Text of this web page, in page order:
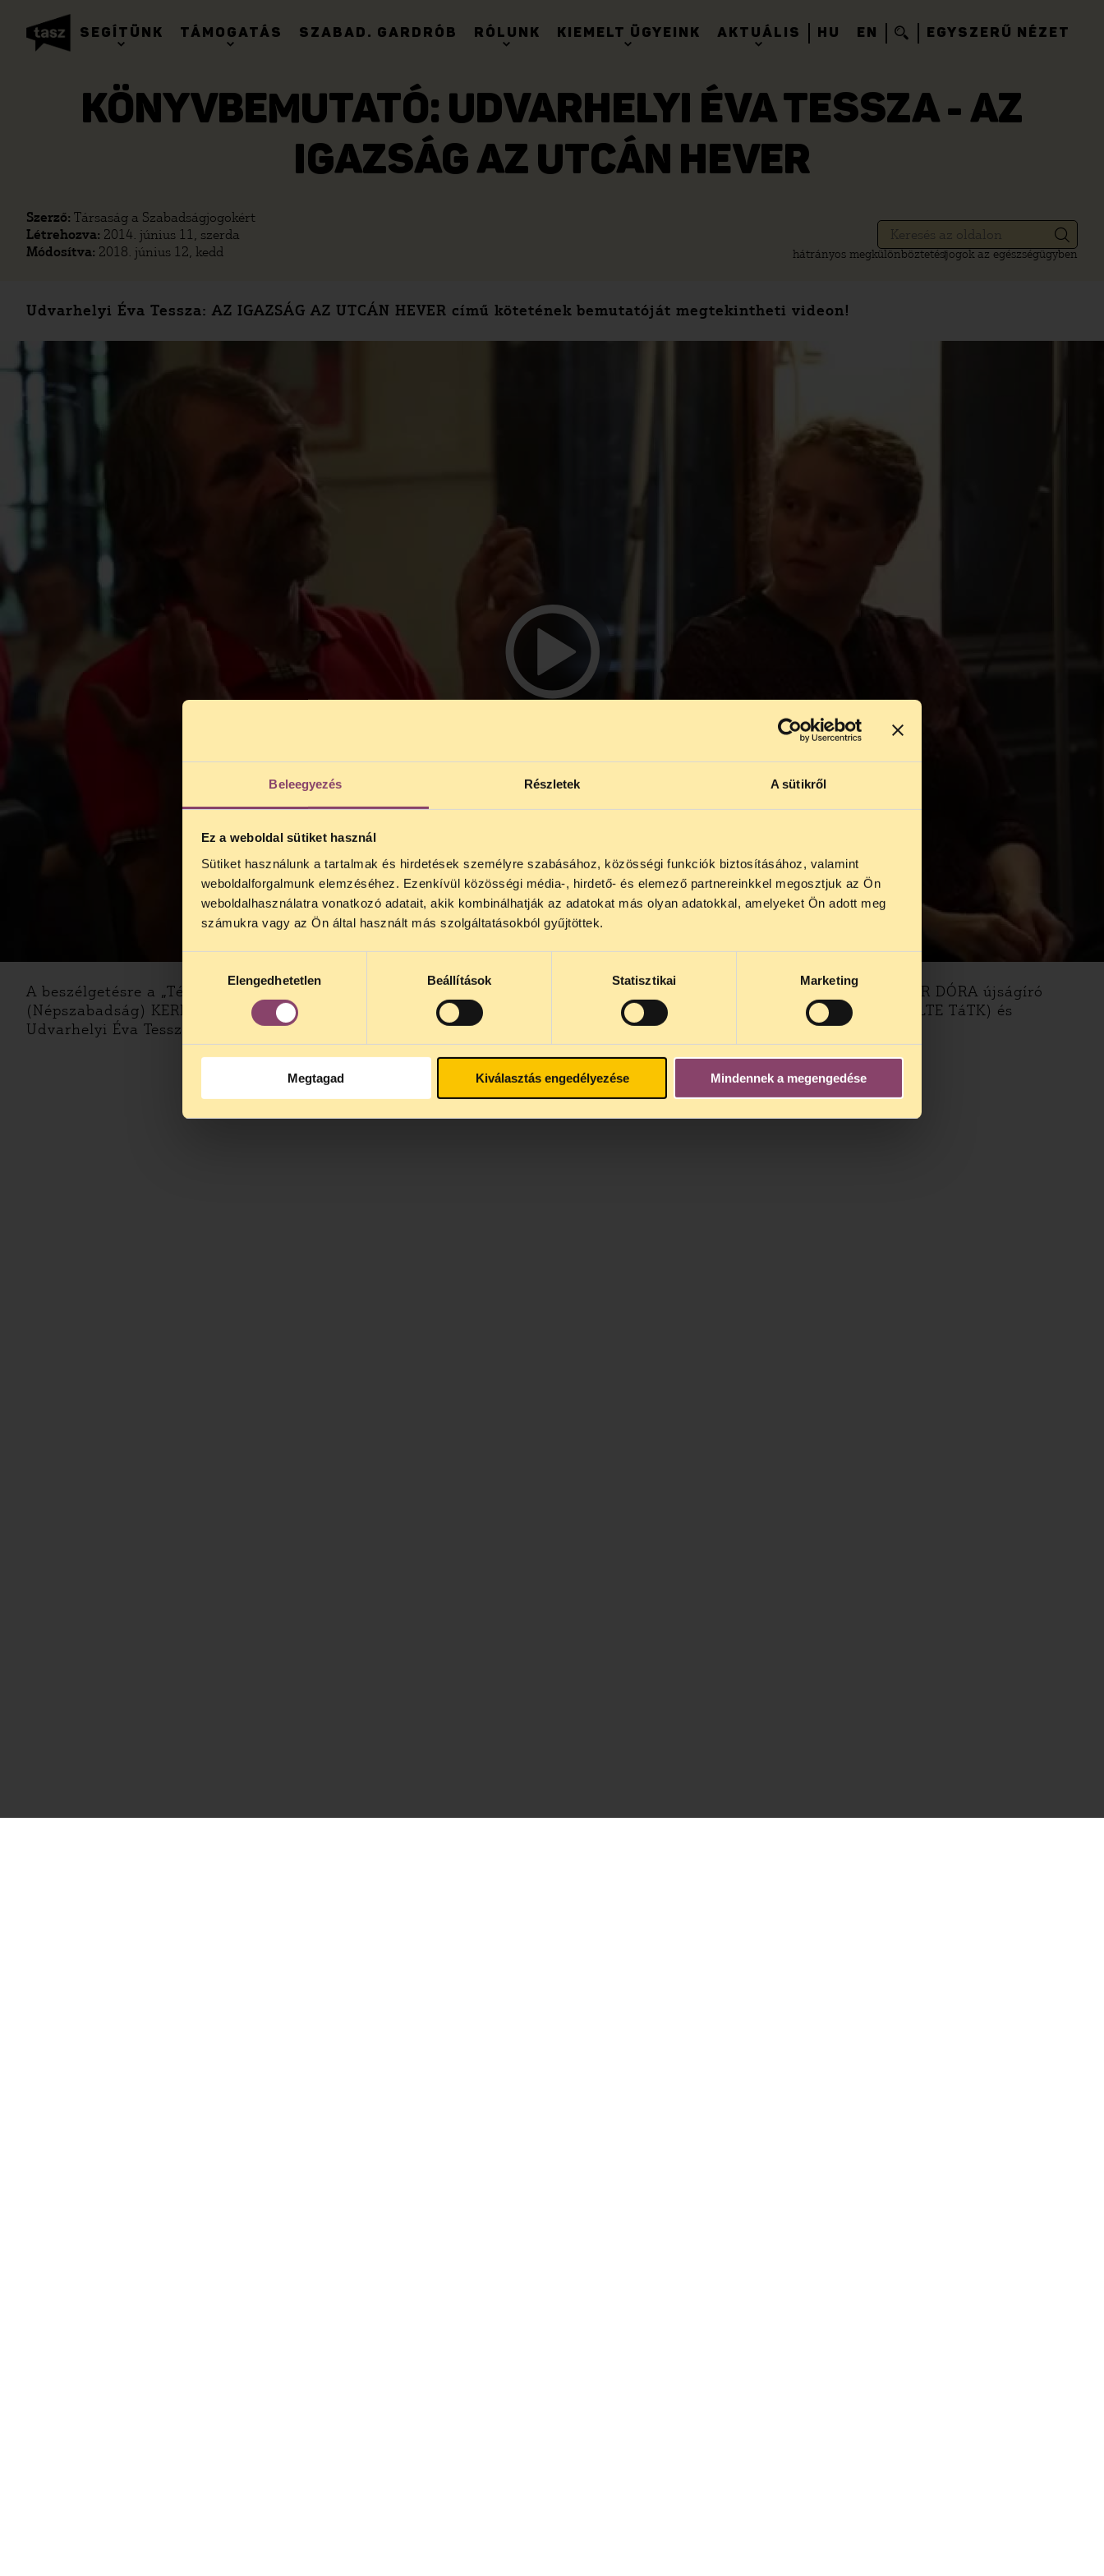
Beleegyezés Részletek A sütikről
Ez a weboldal sütiket használ
Sütiket használunk a tartalmak és hirdetések személyre szabásához, közösségi funkciók biztosításához, valamint
weboldalforgalmunk elemzéséhez. Ezenkívül közösségi média-, hirdető- és elemező partnereinkkel megosztjuk az Ön
weboldalhasználatra vonatkozó adatait, akik kombinálhatják az adatokat más olyan adatokkal, amelyeket Ön adott meg
számukra vagy az Ön által használt más szolgáltatásokból gyűjtöttek.
Hozzájárulás
kiválasztásaElengedhetetlen Beállítások Statisztikai Marketing
Megtagad Kiválasztás engedélyezése Mindennek a megengedése
SEGÍTÜNK TÁMOGATÁS SZABAD. GARDRÓB RÓLUNK KIEMELT ÜGYEINK AKTUÁLIS HU EN EGYSZERŰ NÉZET
KÖNYVBEMUTATÓ: UDVARHELYI ÉVA TESSZA - AZ
IGAZSÁG AZ UTCÁN HEVER
Szerző: Társaság a Szabadságjogokért
Létrehozva: 2014. június 11, szerda
Módosítva: 2018. június 12, kedd hátrányos megkülönböztetésjogok az egészségügyben
Udvarhelyi Éva Tessza: AZ IGAZSÁG AZ UTCÁN HEVER című kötetének bemutatóját megtekintheti videon!
A beszélgetésre a „Tégy az emberért!” Információs és Továbbképzési Központban került sor. Résztvevők: ÓNODY-MOLNÁR DÓRA újságíró
(Népszabadság) KERESZTES JENŐ hajléktalan aktivista (A Város Mindenkié csoport) TAUSZ KATALIN szociálpolitikus (ELTE TáTK) és
Udvarhelyi Éva Tessza a könyv szerzője.
TELEFONOS JOGSEGÉLY SZÜNET!
Kedves érdeklődő, Tájékoztatjuk, hogy
telefonos jogsegélyünk július 27 és
augusztus 24 között szünetel
. Az első telefonos jogsegély
augusztus 25-én
kedden, 13 és 15 óra között lesz
jogsegely@tasz.hu
alatt is elér minket.